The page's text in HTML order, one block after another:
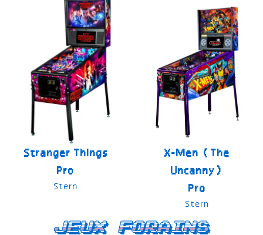
Stranger Things
Pro
Stern
X-Men (The
Uncanny)
Pro
Stern
Jeux forains